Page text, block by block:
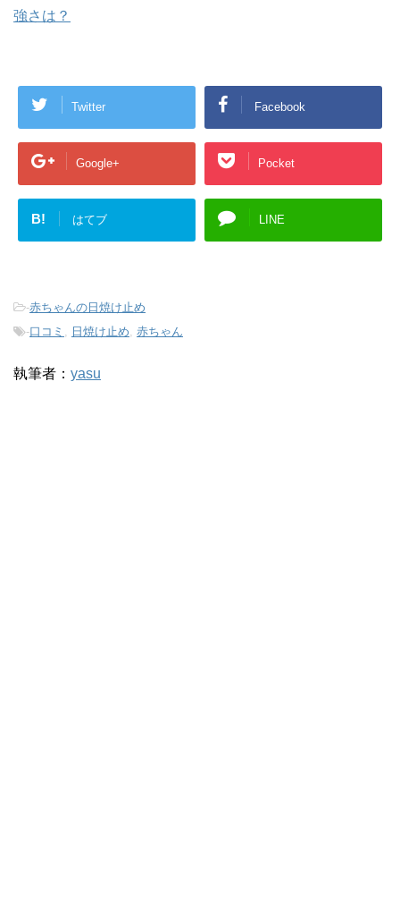
強さは？
Twitter Facebook
Google+ Pocket
B! はてブ LINE
-赤ちゃんの日焼け止め
-口コミ 日焼け止め 赤ちゃん
執筆者： yasu